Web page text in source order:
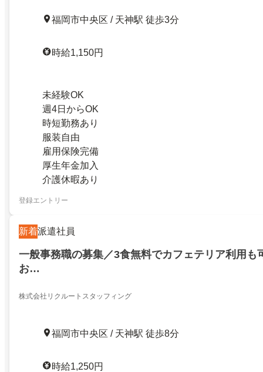
福岡市中央区 / 天神駅 徒歩3分
時給1,150円
未経験OK
週4日からOK
時短勤務あり
服装自由
雇用保険完備
厚生年金加入
介護休暇あり
登録エントリー
新着派遣社員
一般事務職の募集／3食無料でカフェテリア利用も
お…
株式会社リクルートスタッフィング
福岡市中央区 / 天神駅 徒歩8分
時給1,250円